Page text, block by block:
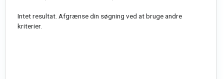
Intet resultat. Afgrænse din søgning ved at bruge andre
kriterier.